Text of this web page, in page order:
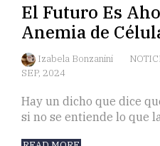
El Futuro Es
Anemia de
Izabela Bonzanini
SEP, 2024
Hay un dicho que dice
si no se entiende lo que